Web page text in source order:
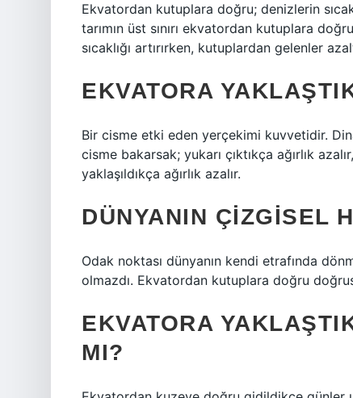
Ekvatordan kutuplara doğru; denizlerin
tarımın üst sınırı ekvatordan kutuplara
sıcaklığı artırırken, kutuplardan gelenler
EKVATORA
Bir cisme etki eden yerçekimi kuvvetidir.
cisme bakarsak; yukarı çıktıkça ağırlık
yaklaşıldıkça ağırlık azalır.
DÜNYANIN ÇIZGISEL
Odak noktası dünyanın kendi etrafında
olmazdı. Ekvatordan kutuplara doğru
EKVATORA
MI?